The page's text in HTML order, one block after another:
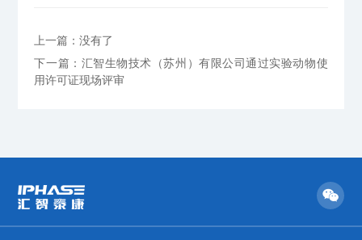
上一篇：没有了
下一篇：汇智生物技术（苏州）有限公司通过实验动物使
用许可证现场评审